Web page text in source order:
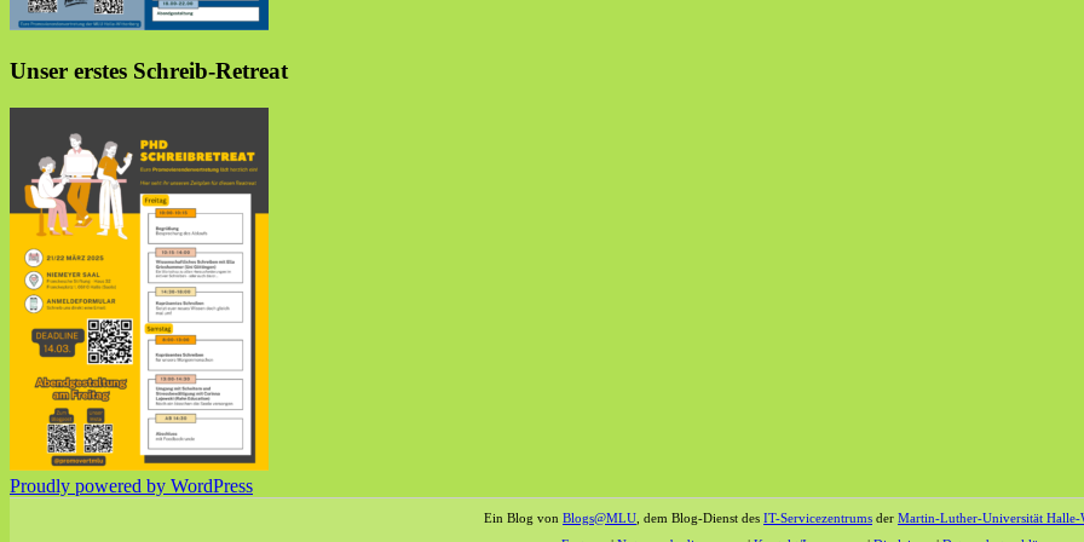
Unser erstes Schreib-Retreat
Proudly powered by WordPress
Ein Blog von Blogs@MLU , dem Blog-Dienst des IT-Servicezentrums der Martin-Luther-Universität Halle-